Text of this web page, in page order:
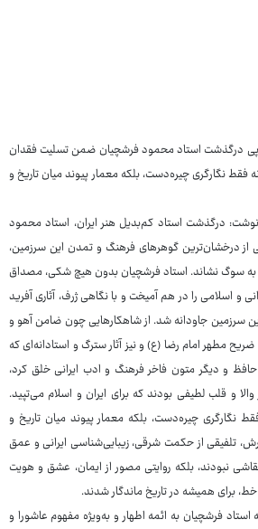
پی درگذشت استاد محمود فرشچیان ضمن تسلیت فقدان
فقط نگارگری چیره‌دست، بلکه معمار پیوند میان تاریخ و
درگذشت استاد کم‌بدیل هنر ایران، استاد محمود
از درخشان‌ترین گوهرهای فرهنگ و تمدن این سرزمین،
به سوگ نشاند. استاد فرشچیان بدون هیچ شکی، مصداق
و اسلامی را در هم آمیخت و با نگاهی ژرف، آثاری آفرید
سرزمین جاودانه شد. از شاهکارهایی چون ضامن آهو و
مطهر امام رضا (ع) و نیز آثار سترگ و استادانه‌ای که
و دیگر متون فاخر فرهنگ و ادب ایرانی خلق کرد،
و قلب لطیفی بودند که برای ایران و اسلام می‌تپید.
نگارگری چیره‌دست، بلکه معمار پیوند میان تاریخ و
تلفیقی از حکمت شرقی، زیبایی‌شناسی ایرانی و عمق
نبودند، بلکه روایتی مصور از ایمان، عشق و هویت
برای همیشه در تاریخ ماندگار شدند.
فرشچیان به ائمه اطهار و به‌ویژه مفهوم عاشورا و